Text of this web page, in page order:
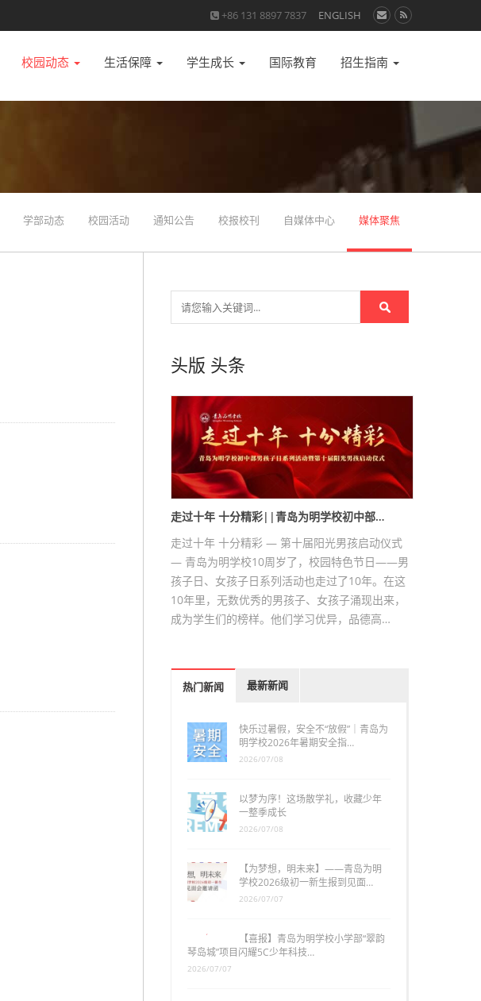
+86 131 8897 7837 ENGLISH
校园动态 生活保障 学生成长 国际教育 招生指南
学部动态 校园活动 通知公告 校报校刊 自媒体中心 媒体聚焦
头版 头条
走过十年 十分精彩||青岛为明学校初中部…
走过十年 十分精彩 — 第十届阳光男孩启动仪式
— 青岛为明学校10周岁了，校园特色节日——男
孩子日、女孩子日系列活动也走过了10年。在这
10年里，无数优秀的男孩子、女孩子涌现出来，
成为学生们的榜样。他们学习优异，品德高…
热门新闻 最新新闻
快乐过暑假，安全不“放假”｜青岛为
明学校2026年暑期安全指…
2026/07/08
以梦为序！这场散学礼，收藏少年
一整季成长
2026/07/08
【为梦想，明未来】——青岛为明
学校2026级初一新生报到见面…
2026/07/07
【喜报】青岛为明学校小学部“翠韵
琴岛城”项目闪耀5C少年科技…